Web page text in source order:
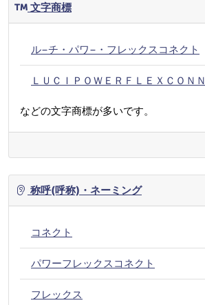
文字商標
ル−チ・パワ−・フレックスコネクト
ＬＵＣＩＰＯＷＥＲＦＬＥＸＣＯＮ
などの文字商標が多いです。
称呼(呼称)・ネーミング
コネクト
パワーフレックスコネクト
フレックス